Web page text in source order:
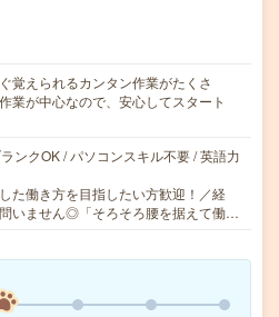
覚えられるカンタン作業がたくさ
業が中心なので、安心してスタート
ンクOK / パソコンスキル不要 / 英語力
た働き方を目指したい方歓迎！／経
いません◎「そろそろ腰を据えて働…